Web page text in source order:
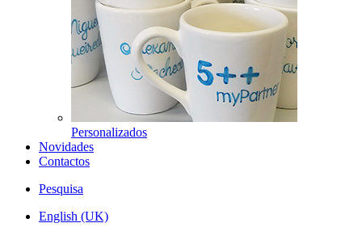
Personalizados
Novidades
Contactos
Pesquisa
English (UK)